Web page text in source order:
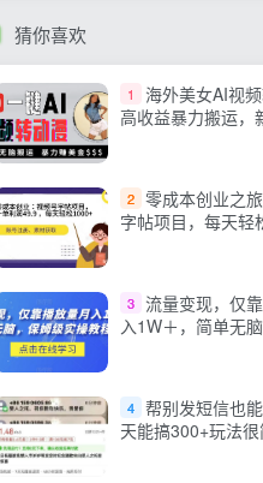
猜你喜欢
1
海外美女AI视频
高收益暴力搬运，
2 零成本创业之
字帖项目，每天轻
3 流量变现，仅
入1W＋，简单无
4 帮别发短信也
天能搞300+玩法